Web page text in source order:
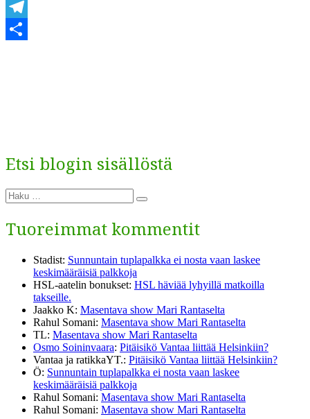
WhatsApp
Telegram
Etsi blogin sisällöstä
Etsi:
Haku
Tuoreimmat kommentit
Stadist: Sunnuntain tuplapalkka ei nosta vaan laskee
keskimääräisiä palkkoja
HSL-aatelin bonukset: HSL häviää lyhyillä matkoilla
takseille.
Jaakko K: Masentava show Mari Rantaselta
Rahul Somani: Masentava show Mari Rantaselta
TL: Masentava show Mari Rantaselta
Osmo Soininvaara: Pitäisikö Vantaa liittää Helsinkiin?
Vantaa ja ratikkaYT.: Pitäisikö Vantaa liittää Helsinkiin?
Ö: Sunnuntain tuplapalkka ei nosta vaan laskee
keskimääräisiä palkkoja
Rahul Somani: Masentava show Mari Rantaselta
Rahul Somani: Masentava show Mari Rantaselta